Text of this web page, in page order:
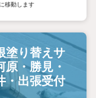
移動します
塗り替えサ
・勝見・
・出張受付